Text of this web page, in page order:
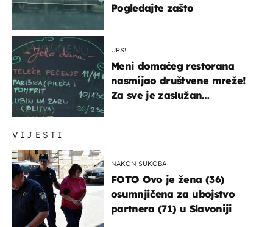
VIJESTI
NAKON SUKOBA
FOTO Ovo je žena (36)
osumnjičena za ubojstvo
partnera (71) u Slavoniji
Pogledajte zašto
UPS!
Meni domaćeg restorana
nasmijao društvene mreže!
Za sve je zaslužan